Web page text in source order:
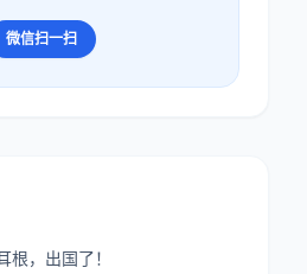
微信扫一扫
根，出国了！